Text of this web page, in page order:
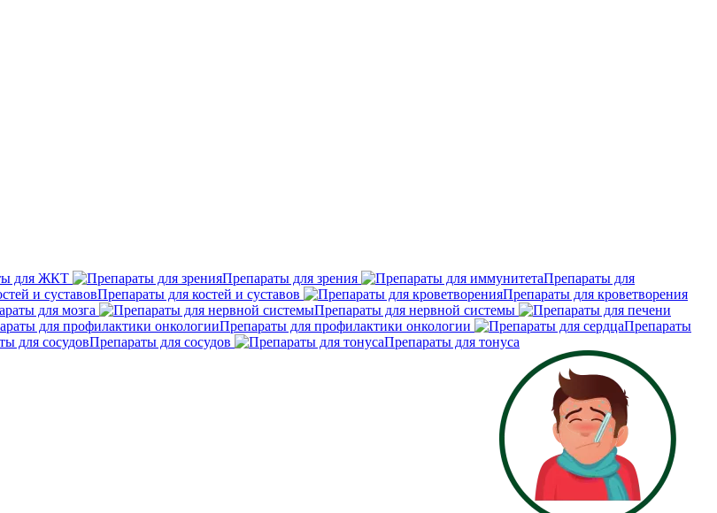
для ЖКТ Препараты для зрения
Препараты для
Препараты для костей и суставов
Препараты для кроветворения
для мозга
Препараты для нервной системы
Препараты для профилактики онкологии
Препараты
Препараты для сосудов Препараты для тонуса